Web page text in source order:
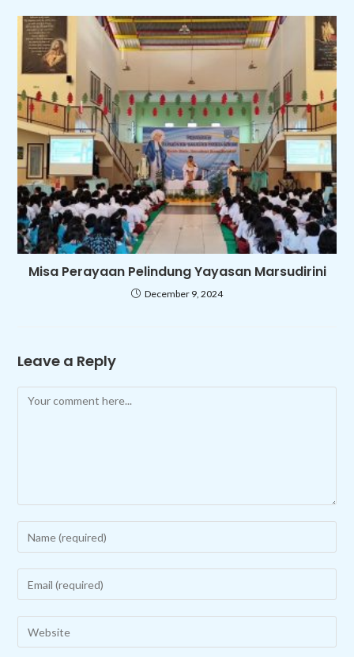
Misa Perayaan Pelindung Yayasan Marsudirini
December 9, 2024
Leave a Reply
Comment
your
name
to
comment
your
email
address
your